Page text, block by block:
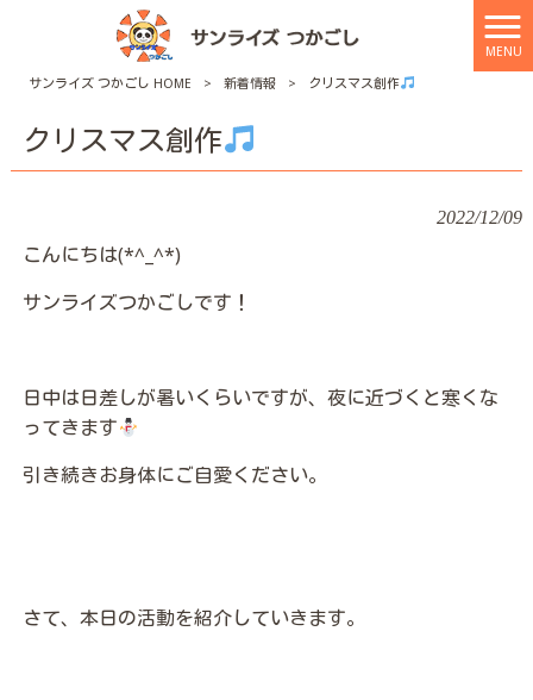
MENU
サンライズ つかごし HOME > 新着情報 > クリスマス創作
クリスマス創作
2022/12/09
こんにちは(*^_^*)
サンライズつかごしです！
日中は日差しが暑いくらいですが、夜に近づくと寒くな
ってきます
引き続きお身体にご自愛ください。
さて、本日の活動を紹介していきます。